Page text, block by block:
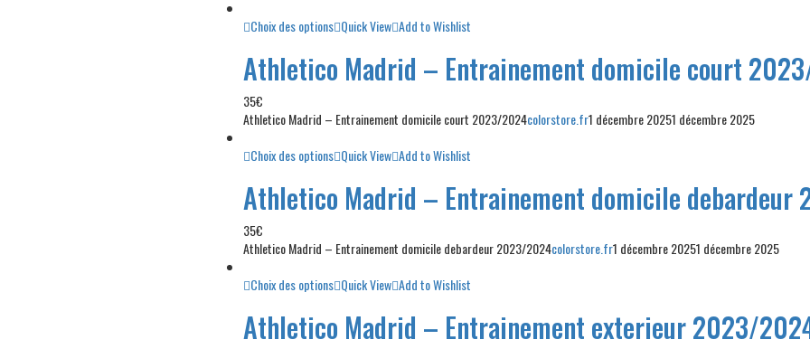
Choix des options Quick View Add to Wishlist
Athletico Madrid – Entrainement domicile court
35€
Athletico Madrid – Entrainement domicile court 2023/2024colorstore.fr1 décembre 20251 décembre 2025
Choix des options Quick View Add to Wishlist
Athletico Madrid – Entrainement domicile
35€
Athletico Madrid – Entrainement domicile debardeur 2023/2024colorstore.fr1 décembre 20251 décembre 2025
Choix des options Quick View Add to Wishlist
Athletico Madrid – Entrainement exterieur 2023/